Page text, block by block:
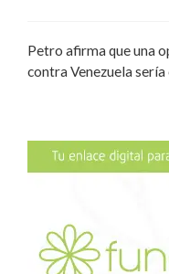
Petro afirma que una
contra Venezuela